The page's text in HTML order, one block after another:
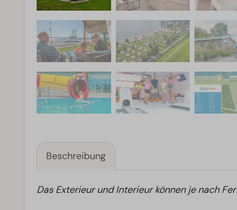
Beschreibung
Das Exterieur und Interieur können je nach